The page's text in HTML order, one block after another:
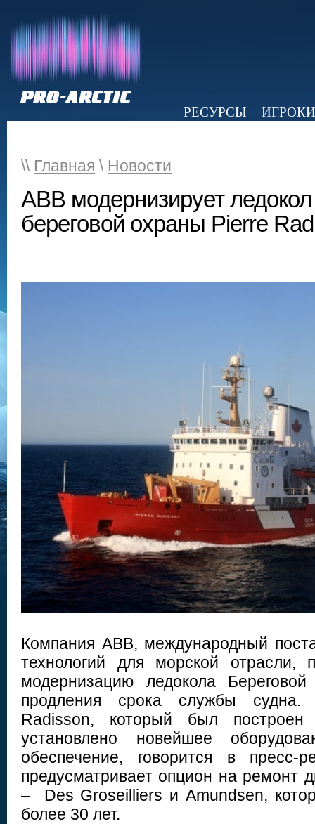
РЕСУРСЫ
ИГРОКИ
\\ Главная \ Новости
ABB модернизирует
береговой охраны Pierre
Компания ABB, международный
технологий для морской отрасли,
модернизацию ледокола
продления срока службы
Radisson, который был
установлено новейшее
обеспечение, говорится в пресс-
предусматривает опцион на ремонт
– Des Groseilliers и Amundsen,
более 30 лет.